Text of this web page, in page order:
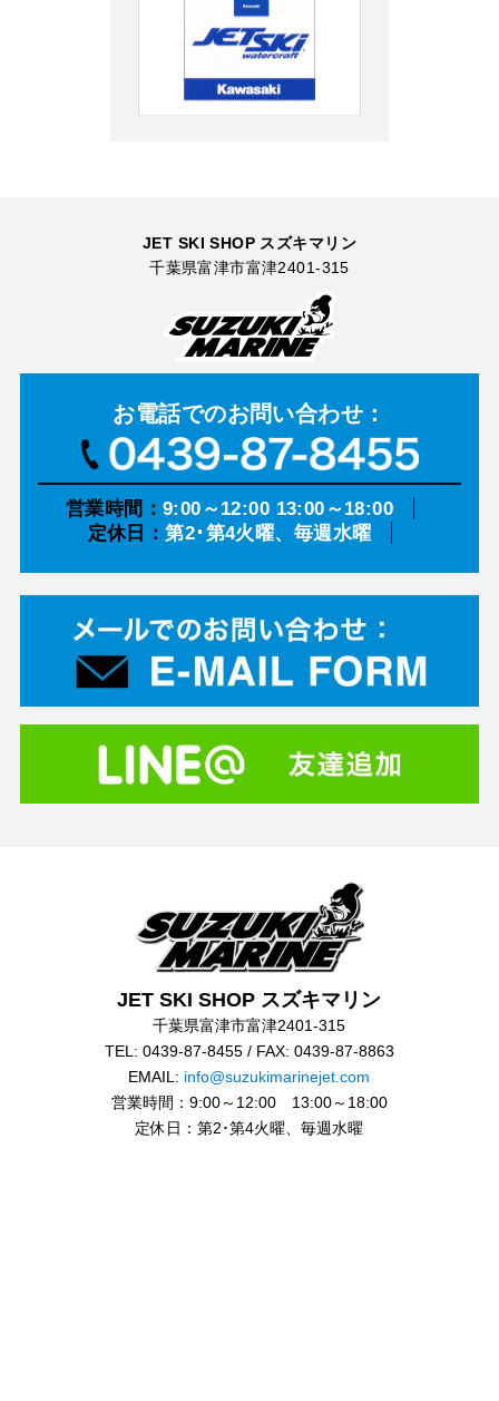
JET SKI SHOP スズキマリン
千葉県富津市富津2401-315
お電話でのお問い合わせ：
営業時間： 9:00～12:00 13:00～18:00
定休日：第2･第4火曜、毎週水曜
JET SKI SHOP スズキマリン
千葉県富津市富津2401-315
TEL: 0439-87-8455 / FAX: 0439-87-8863
EMAIL: info@suzukimarinejet.com
営業時間：9:00～12:00 13:00～18:00
定休日：第2･第4火曜、毎週水曜